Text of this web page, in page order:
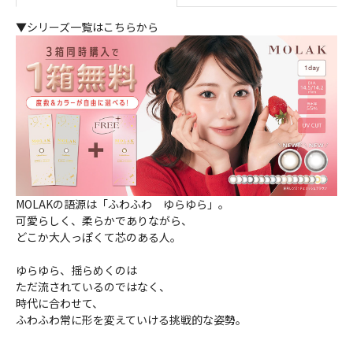
▼シリーズ一覧はこちらから
MOLAKの語源は「ふわふわ ゆらゆら」。
可愛らしく、柔らかでありながら、
どこか大人っぽくて芯のある人。
ゆらゆら、揺らめくのは
ただ流されているのではなく、
時代に合わせて、
ふわふわ常に形を変えていける挑戦的な姿勢。